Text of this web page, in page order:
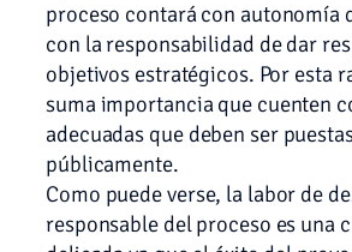
proceso contará con autonomía
con la responsabilidad de dar
objetivos estratégicos. Por esta
suma importancia que cuenten
adecuadas que deben ser
públicamente.
Como puede verse, la labor de
responsable del proceso es una